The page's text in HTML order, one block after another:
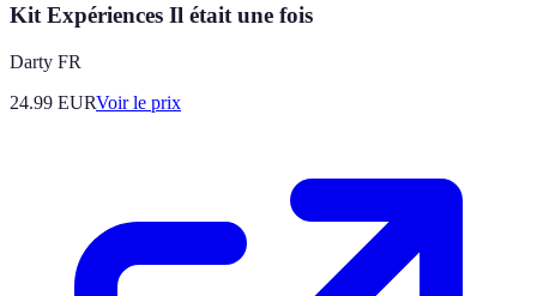
Kit Expériences Il était une fois
Darty FR
24.99 EURVoir le prix